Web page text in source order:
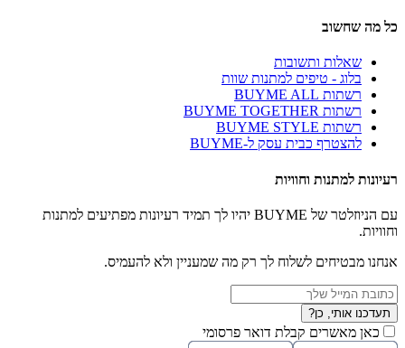
כל מה שחשוב
שאלות ותשובות
בלוג - טיפים למתנות שוות
רשתות BUYME ALL
רשתות BUYME TOGETHER
רשתות BUYME STYLE
להצטרף כבית עסק ל-BUYME
רעיונות למתנות וחוויות
עם הניוזלטר של BUYME יהיו לך תמיד רעיונות מפתיעים למתנות
וחוויות.
אנחנו מבטיחים לשלוח לך רק מה שמעניין ולא להעמיס.
תעדכנו אותי, כן?
כאן מאשרים קבלת דואר פרסומי